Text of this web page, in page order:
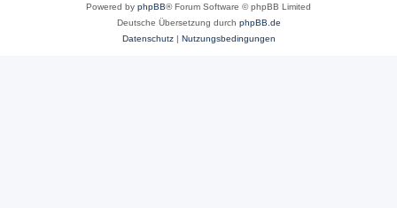
Powered by phpBB® Forum Software © phpBB Limited
Deutsche Übersetzung durch phpBB.de
Datenschutz| Nutzungsbedingungen